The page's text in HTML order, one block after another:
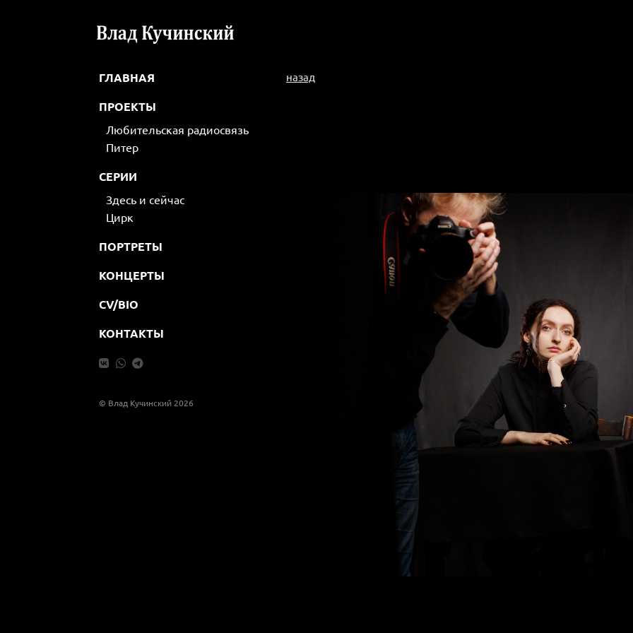
ГЛАВНАЯ
ПРОЕКТЫ
Любительская радиосвязь
Питер
СЕРИИ
Здесь и сейчас
Цирк
ПОРТРЕТЫ
КОНЦЕРТЫ
CV/BIO
КОНТАКТЫ
© Влад Кучинский 2026
назад